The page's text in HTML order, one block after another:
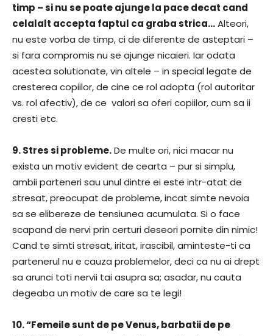
timp – si nu se poate ajunge la pace decat cand
celalalt accepta faptul ca graba strica…Alteori,
nu este vorba de timp, ci de diferente de asteptari –
si fara compromis nu se ajunge nicaieri. Iar odata
acestea solutionate, vin altele – in special legate de
cresterea copiilor, de cine ce rol adopta (rol autoritar
vs. rol afectiv), de ce valori sa oferi copiilor, cum sa ii
cresti etc.
9. Stres si probleme.De multe ori, nici macar nu
exista un motiv evident de cearta – pur si simplu,
ambii parteneri sau unul dintre ei este intr-atat de
stresat, preocupat de probleme, incat simte nevoia
sa se elibereze de tensiunea acumulata. Si o face
scapand de nervi prin certuri deseori pornite din nimic!
Cand te simti stresat, iritat, irascibil, aminteste-ti ca
partenerul nu e cauza problemelor, deci ca nu ai drept
sa arunci toti nervii tai asupra sa; asadar, nu cauta
degeaba un motiv de care sa te legi!
10. “Femeile sunt de pe Venus, barbatii de pe